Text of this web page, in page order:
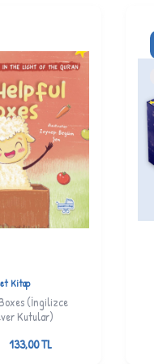
Kitap
(İngilizce
Kutular)
133,00TL